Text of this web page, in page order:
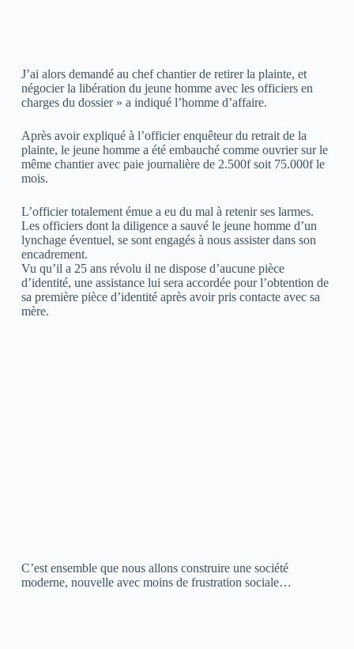
J’ai alors demandé au chef chantier de retirer la plainte, et
négocier la libération du jeune homme avec les officiers en
charges du dossier » a indiqué l’homme d’affaire.
Après avoir expliqué à l’officier enquêteur du retrait de la
plainte, le jeune homme a été embauché comme ouvrier sur le
même chantier avec paie journalière de 2.500f soit 75.000f le
mois.
L’officier totalement émue a eu du mal à retenir ses larmes.
Les officiers dont la diligence a sauvé le jeune homme d’un
lynchage éventuel, se sont engagés à nous assister dans son
encadrement.
Vu qu’il a 25 ans révolu il ne dispose d’aucune pièce
d’identité, une assistance lui sera accordée pour l’obtention de
sa première pièce d’identité après avoir pris contacte avec sa
mère.
C’est ensemble que nous allons construire une société
moderne, nouvelle avec moins de frustration sociale…